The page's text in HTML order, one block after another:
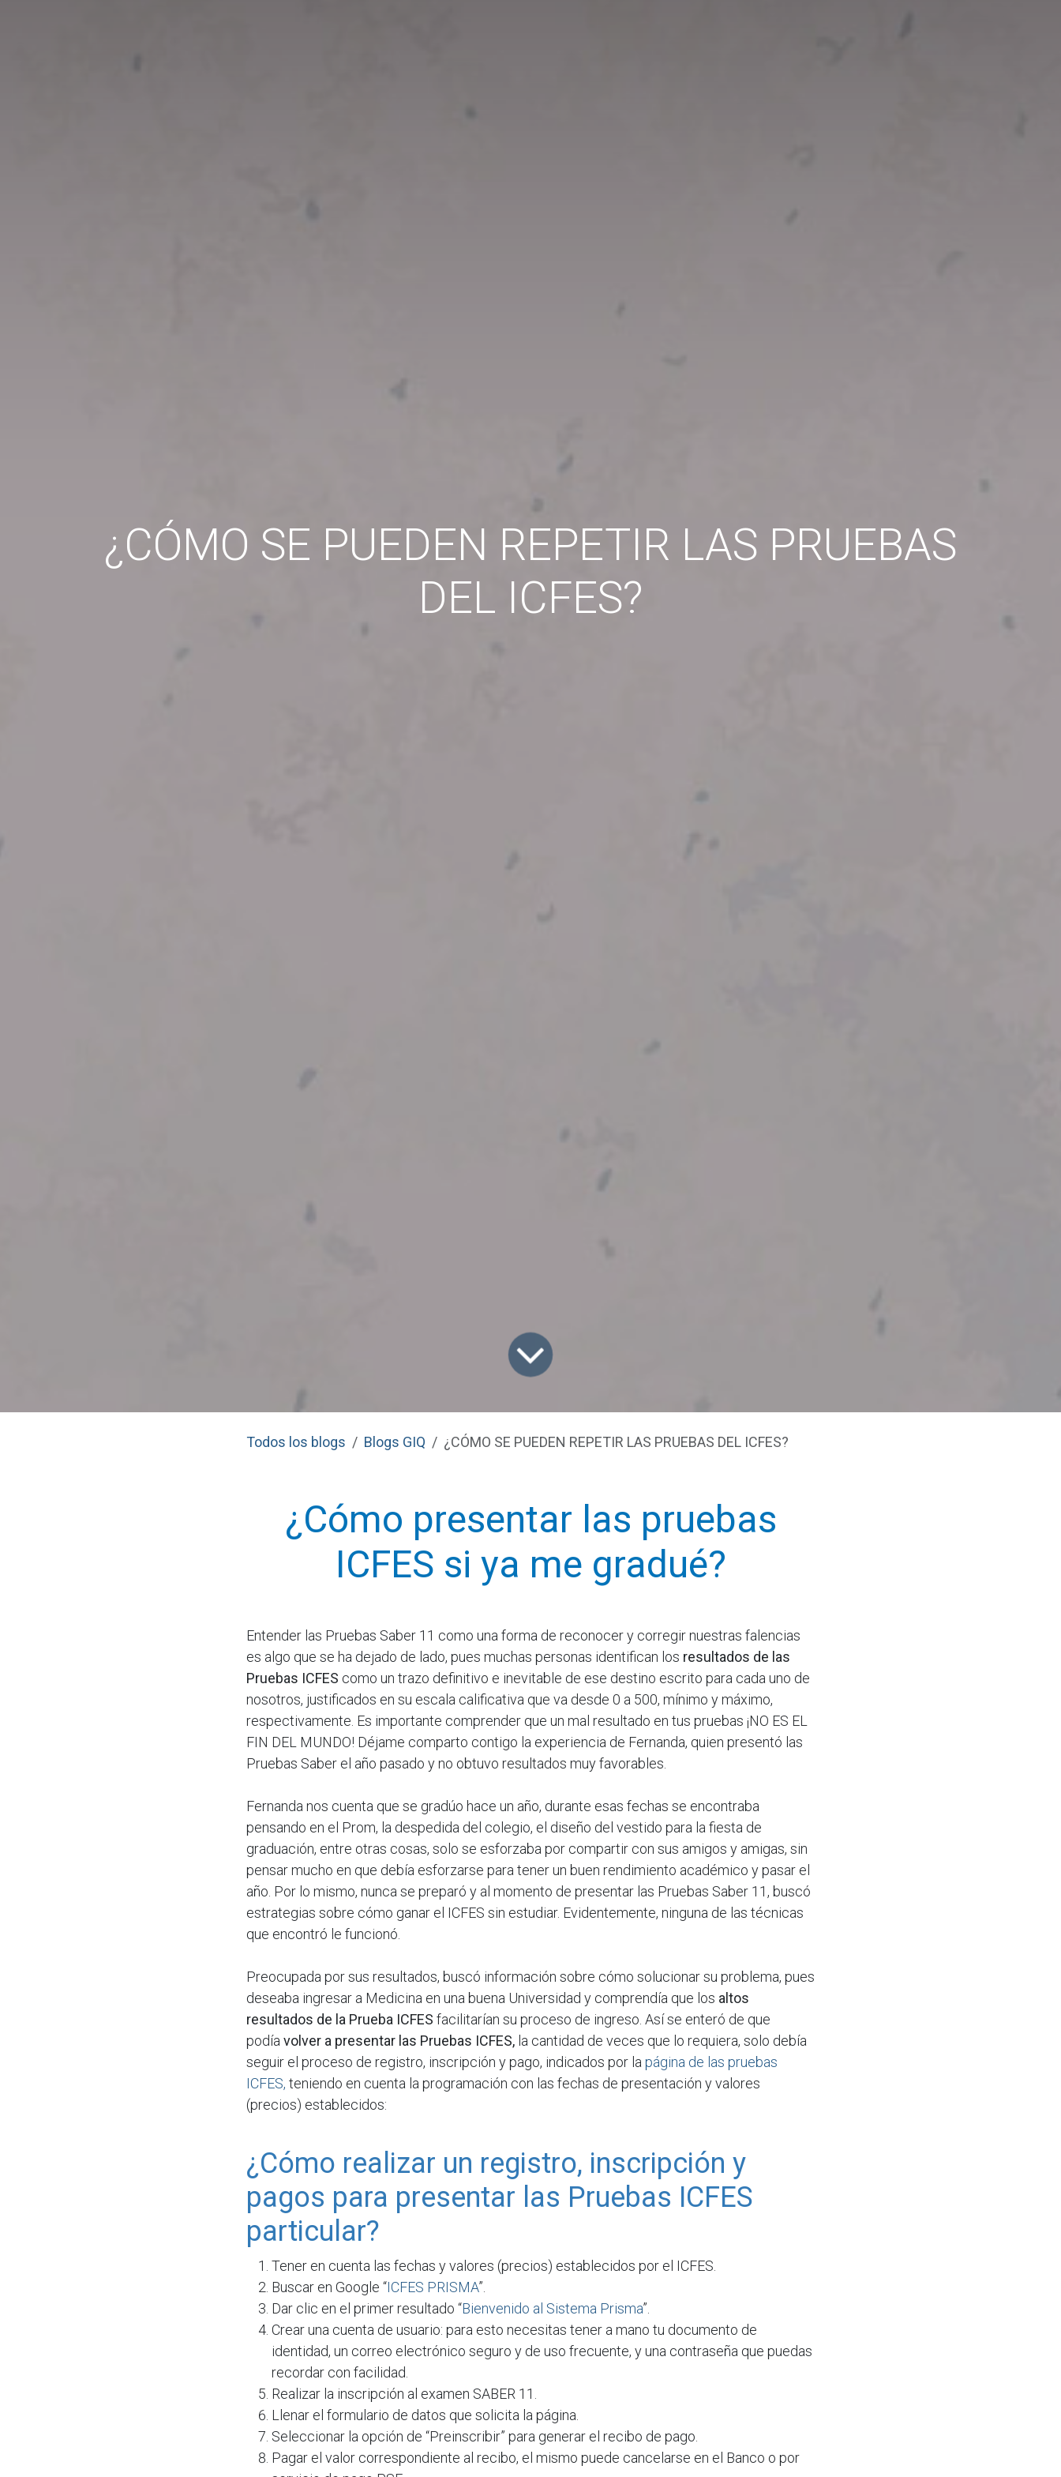
¿CÓMO SE PUEDEN REPETIR LAS PRUEBAS
DEL ICFES?
Todos los blogs Blogs GIQ ¿CÓMO SE PUEDEN REPETIR LAS PRUEBAS DEL ICFES?
¿Cómo presentar las pruebas
ICFES si ya me gradué?
Entender las Pruebas Saber 11 como una forma de reconocer y corregir nuestras falencias
es algo que se ha dejado de lado, pues muchas personas identifican los resultados de las
Pruebas ICFES como un trazo definitivo e inevitable de ese destino escrito para cada uno de
nosotros, justificados en su escala calificativa que va desde 0 a 500, mínimo y máximo,
respectivamente. Es importante comprender que un mal resultado en tus pruebas ¡NO ES EL
FIN DEL MUNDO! Déjame comparto contigo la experiencia de Fernanda, quien presentó las
Pruebas Saber el año pasado y no obtuvo resultados muy favorables.
Fernanda nos cuenta que se gradúo hace un año, durante esas fechas se encontraba
pensando en el Prom, la despedida del colegio, el diseño del vestido para la fiesta de
graduación, entre otras cosas, solo se esforzaba por compartir con sus amigos y amigas, sin
pensar mucho en que debía esforzarse para tener un buen rendimiento académico y pasar el
año. Por lo mismo, nunca se preparó y al momento de presentar las Pruebas Saber 11, buscó
estrategias sobre cómo ganar el ICFES sin estudiar. Evidentemente, ninguna de las técnicas
que encontró le funcionó.
Preocupada por sus resultados, buscó información sobre cómo solucionar su problema, pues
deseaba ingresar a Medicina en una buena Universidad y comprendía que los altos
resultados de la Prueba ICFES facilitarían su proceso de ingreso. Así se enteró de que
podíavolver a presentar las Pruebas ICFES, la cantidad de veces que lo requiera, solo debía
seguir el proceso de registro, inscripción y pago, indicados por lapágina de las pruebas
ICFES, teniendo en cuenta la programación con las fechas de presentación y valores
(precios) establecidos:
¿Cómo realizar un registro, inscripción y
pagos para presentar las Pruebas ICFES
particular?
Tener en cuenta las fechas y valores (precios) establecidos por el ICFES.
Buscar en Google “ICFES PRISMA”.
Dar clic en el primer resultado “Bienvenido al Sistema Prisma”.
Crear una cuenta de usuario: para esto necesitas tener a mano tu documento de
identidad, un correo electrónico seguro y de uso frecuente, y una contraseña que puedas
recordar con facilidad.
Realizar la inscripción al examen SABER 11.
Llenar el formulario de datos que solicita la página.
Seleccionar la opción de “Preinscribir” para generar el recibo de pago.
Pagar el valor correspondiente al recibo, el mismo puede cancelarse en el Banco o por